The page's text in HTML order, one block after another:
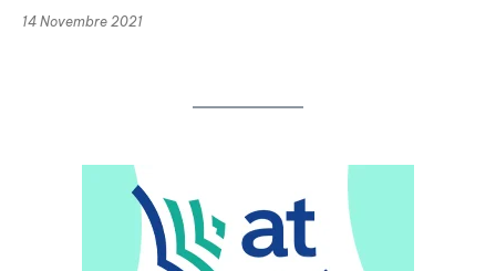
14 Novembre 2021